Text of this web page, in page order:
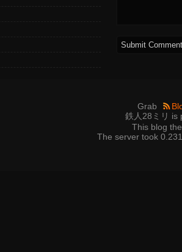
Grab
鉄人28ミリ
This blog
The server took